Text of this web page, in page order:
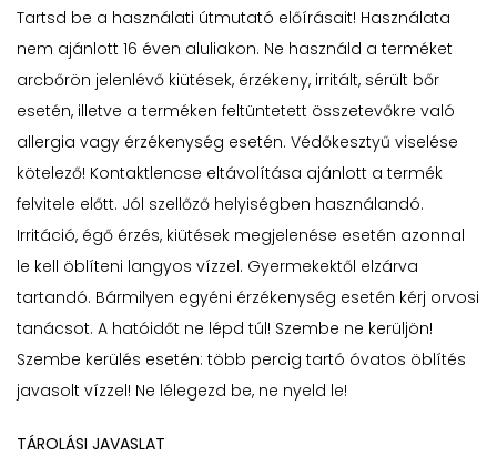
Tartsd be a használati útmutató előírásait! Használata
nem ajánlott 16 éven aluliakon. Ne használd a terméket
arcbőrön jelenlévő kiütések, érzékeny, irritált, sérült bőr
esetén, illetve a terméken feltüntetett összetevőkre való
allergia vagy érzékenység esetén. Védőkesztyű viselése
kötelező! Kontaktlencse eltávolítása ajánlott a termék
felvitele előtt. Jól szellőző helyiségben használandó.
Irritáció, égő érzés, kiütések megjelenése esetén azonnal
le kell öblíteni langyos vízzel. Gyermekektől elzárva
tartandó. Bármilyen egyéni érzékenység esetén kérj orvosi
tanácsot. A hatóidőt ne lépd túl! Szembe ne kerüljön!
Szembe kerülés esetén: több percig tartó óvatos öblítés
javasolt vízzel! Ne lélegezd be, ne nyeld le!
TÁROLÁSI JAVASLAT